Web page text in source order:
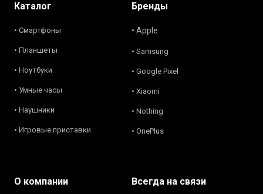
Каталог
• Смартфоны
• Планшеты
• Ноутбуки
• Умные часы
• Наушники
• Игровые приставки
Бренды
• Apple
• Samsung
• Google Pixel
• Xiaomi
• Nothing
• OnePlus
О компании Всегда на связи